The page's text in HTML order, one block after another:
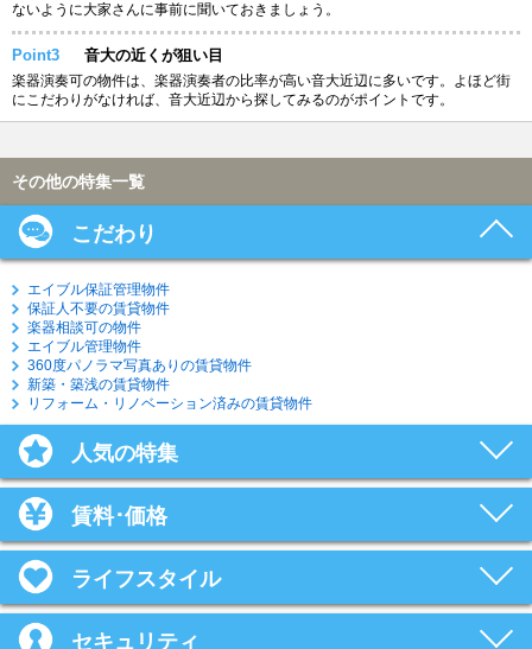
ないように大家さんに事前に聞いておきましょう。
Point3 音大の近くが狙い目
楽器演奏可の物件は、楽器演奏者の比率が高い音大近辺に多いです。よほど街
にこだわりがなければ、音大近辺から探してみるのがポイントです。
その他の特集一覧
こだわり
エイブル保証管理物件
保証人不要の賃貸物件
楽器相談可の物件
エイブル管理物件
360度パノラマ写真ありの賃貸物件
新築・築浅の賃貸物件
リフォーム・リノベーション済みの賃貸物件
人気の特集
賃料･価格
ライフスタイル
セキュリティ